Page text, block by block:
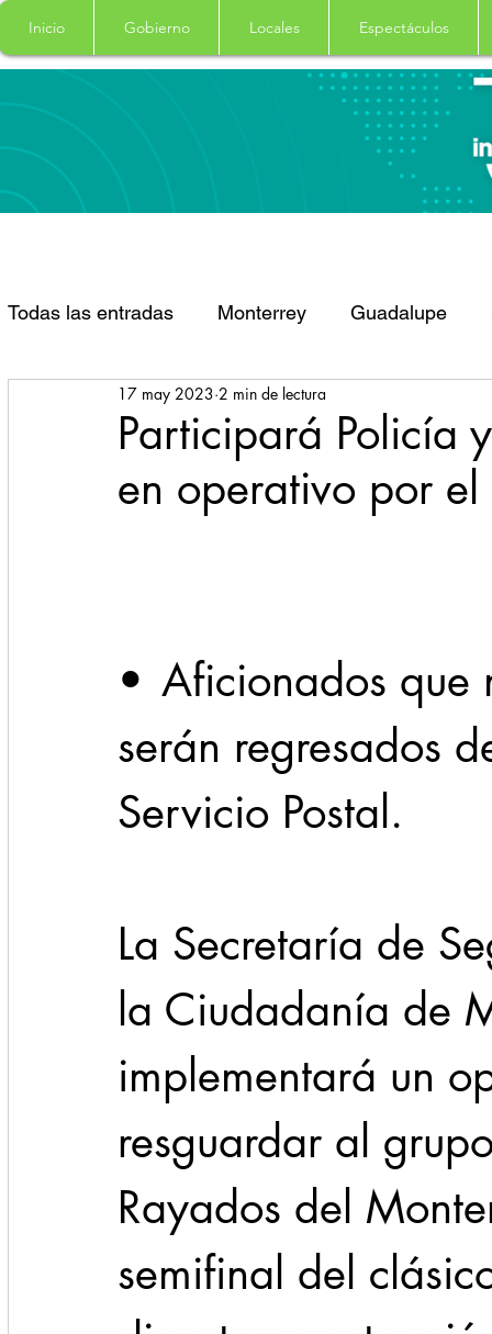
Inicio Gobierno Locales Espectáculos
Todas las entradas Monterrey Guadalupe
Santa Catarina San Pedro Garza Garcia
Espectaculos Clima Principal Salud
1 enero 31abr
Participará Policía
en operativo por
17 may 2023 2 min de lectura
•	Aficionados que no cuenten con boleto,
serán regresados
Servicio Postal.
La Secretaría de
la Ciudadanía de
implementará un
resguardar al
Rayados del
semifinal del